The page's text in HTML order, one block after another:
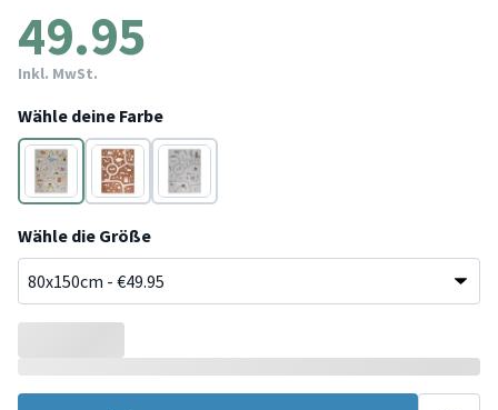
49.95
Inkl. MwSt.
Wähle deine Farbe
Grau TerracottaWeiß
Wähle die Größe